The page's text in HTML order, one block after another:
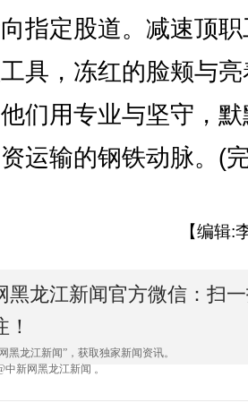
指定股道。减速顶
具，冻红的脸颊与
们用专业与坚守，
运输的钢铁动脉。(
【编辑:
黑龙江新闻官方微信：扫
黑龙江新闻”，获取独家新闻资讯。
新网黑龙江新闻 。